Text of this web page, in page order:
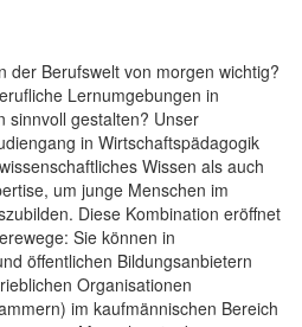
der Berufswelt von morgen wichtig?
Lernumgebungen in
sinnvoll gestalten? Unser
in Wirtschaftspädagogik
Wissen als auch
um junge Menschen im
Diese Kombination eröffnet
Sie können in
öffentlichen Bildungsanbietern
Organisationen
im kaufmännischen Bereich